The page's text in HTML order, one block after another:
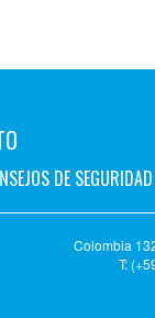
DE SEGURIDAD
Colombia
T: